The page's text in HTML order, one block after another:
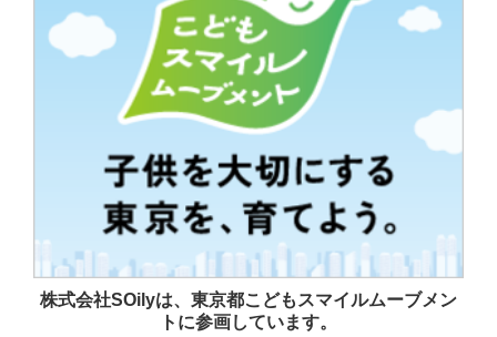
株式会社SOilyは、東京都こどもスマイルムーブメン
トに参画しています。